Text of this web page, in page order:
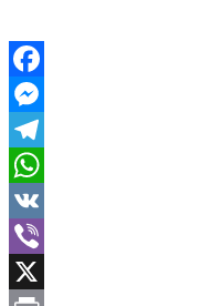
Facebook
Messenger
Telegram
WhatsApp
VK
Viber